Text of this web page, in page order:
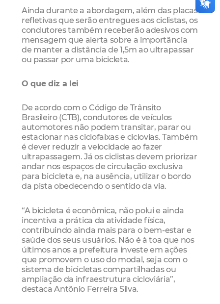
Ainda durante a abordagem, além das placas
refletivas que serão entregues aos ciclistas, os
condutores também receberão adesivos com
mensagem que alerta sobre a importância
de manter a distância de 1,5m ao ultrapassar
ou passar por uma bicicleta.
O que diz a lei
De acordo com o Código de Trânsito
Brasileiro (CTB), condutores de veículos
automotores não podem transitar, parar ou
estacionar nas ciclofaixas e ciclovias. Também
é dever reduzir a velocidade ao fazer
ultrapassagem. Já os ciclistas devem priorizar
andar nos espaços de circulação exclusiva
para bicicleta e, na ausência, utilizar o bordo
da pista obedecendo o sentido da via.
“A bicicleta é econômica, não polui e ainda
incentiva a prática da atividade física,
contribuindo ainda mais para o bem-estar e
saúde dos seus usuários. Não é à toa que nos
últimos anos a prefeitura investe em ações
que promovem o uso do modal, seja com o
sistema de bicicletas compartilhadas ou
ampliação da infraestrutura cicloviária”,
destaca Antônio Ferreira Silva.